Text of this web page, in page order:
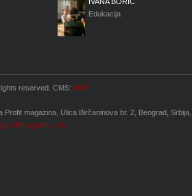
Edukacija
reserved. CMS: OCP
Profit magazina, Ulica Birčaninova br. 2, Beograd, Srbija,